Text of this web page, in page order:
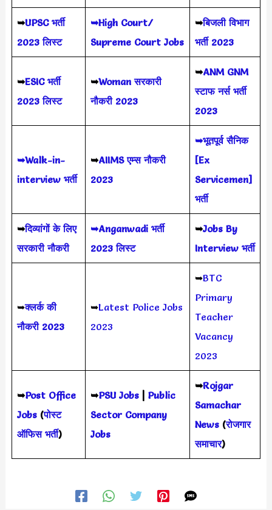
➥UPSC भर्ती
2023 लिस्ट
➥High Court/
Supreme Court Jobs
➥बिजली विभाग
भर्ती 2023
➥ESIC भर्ती
2023 लिस्ट
➥Woman सरकारी
नौकरी 2023
➥ANM GNM
स्टाफ नर्स भर्ती
2023
➥Walk-in-
interview भर्ती
➥AIIMS एम्स नौकरी
2023
➥भूतपूर्व सैनिक
[Ex
Servicemen]
भर्ती
➥दिव्यांगों के लिए
सरकारी नौकरी
➥Anganwadi भर्ती
2023 लिस्ट
➥Jobs By
Interview भर्ती
➥क्लर्क की
नौकरी 2023
➥Latest Police Jobs
2023
➥BTC
Primary
Teacher
Vacancy
2023
➥Post Office
Jobs(पोस्ट
ऑफिस भर्ती)
➥PSU Jobs| Public
Sector Company
Jobs
➥Rojgar
Samachar
News(रोजगार
समाचार)